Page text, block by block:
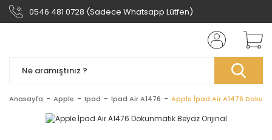
0546 481 0728 (Sadece Whatsapp Lütfen)
Anasayfa Apple Ipad İpad Air A1476 Apple İpad Air A1476